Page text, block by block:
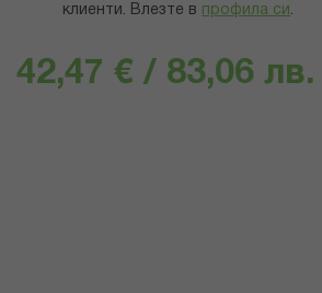
клиенти. Влезте в профила си .
42,47 € / 83,06 лв.